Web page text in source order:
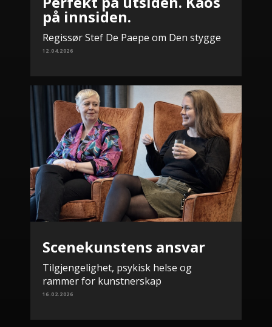
på innsiden.
Regissør Stef De Paepe om Den stygge
12.04.2026
Scenekunstens ansvar
Tilgjengelighet, psykisk helse og
rammer for kunstnerskap
16.02.2026